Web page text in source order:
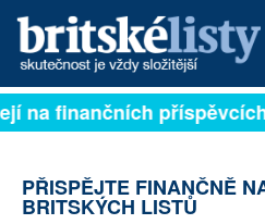
PŘIHLÁSIT
ARCHIV
na finančních
PŘISPĚJTE FINANČNĚ
BRITSKÝCH LISTŮ